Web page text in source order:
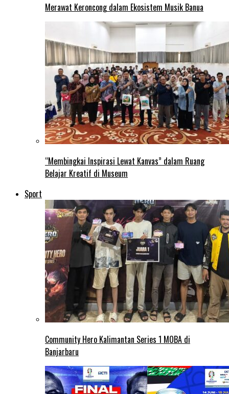
Merawat Keroncong dalam Ekosistem Musik Banua
“Membingkai Inspirasi Lewat Kanvas” dalam Ruang
Belajar Kreatif di Museum
Sport
Community Hero Kalimantan Series 1 MOBA di
Banjarbaru